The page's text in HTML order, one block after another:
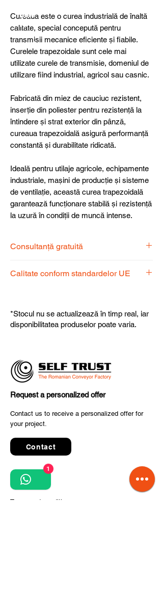
Cureaua este o curea industrială de înaltă
calitate, special concepută pentru
transmisii mecanice eficiente și fiabile.
Curelele trapezoidale sunt cele mai
utilizate curele de transmisie, domeniul de
utilizare fiind industrial, agricol sau casnic.
Fabricată din miez de cauciuc rezistent,
inserție din poliester pentru rezistență la
întindere și strat exterior din pânză,
cureaua trapezoidală asigură performanță
constantă și durabilitate ridicată.
Ideală pentru utilaje agricole, echipamente
industriale, mașini de producție și sisteme
de ventilație, această curea trapezoidală
garantează funcționare stabilă și rezistență
la uzură în condiții de muncă intense.
Consultanță gratuită
dispoziție pentru a alege produsul
Calitate conform standardelor UE
fiabilitate și performanță superioară.
here
to
help
you!
*Stocul nu se actualizează în timp real, iar
disponibilitatea produselor poate varia.
Request a personalized offer
Contact us to receive a personalized offer for
your project.
Contact
Quick Links
Terms and conditions
1